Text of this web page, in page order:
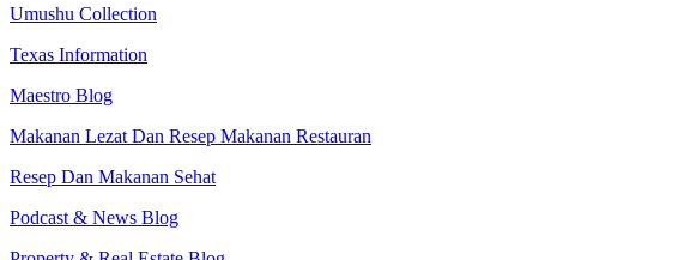
Umushu Collection
Texas Information
Maestro Blog
Makanan Lezat Dan Resep Makanan Restauran
Resep Dan Makanan Sehat
Podcast & News Blog